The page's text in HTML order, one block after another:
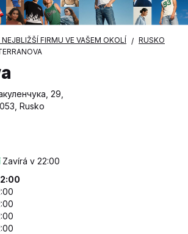
FIRMU VE VAŠEM OKOLÍ
RUSKO
29,
Rusko
Zavírá v 22:00